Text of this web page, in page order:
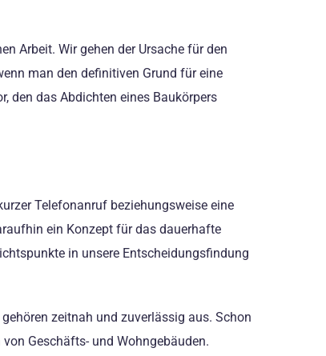
Arbeit. Wir gehen der Ursache für den
man den definitiven Grund für eine
den das Abdichten eines Baukörpers
Telefonanruf beziehungsweise eine
ein Konzept für das dauerhafte
in unsere Entscheidungsfindung
zeitnah und zuverlässig aus. Schon
Geschäfts- und Wohngebäuden.